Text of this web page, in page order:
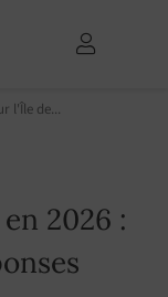
l'Île de...
2026 :